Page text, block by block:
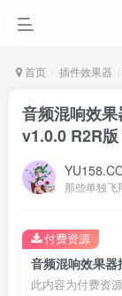
首页 插件效果器
音频混响效
v1.0.0 R2R
那些单独飞
此内容为付费资
付费资源